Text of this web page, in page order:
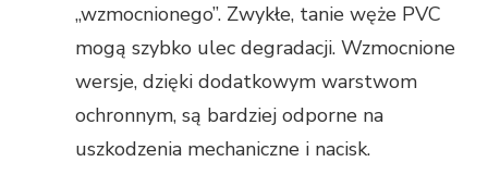
„wzmocnionego”. Zwykłe, tanie węże PVC
mogą szybko ulec degradacji. Wzmocnione
wersje, dzięki dodatkowym warstwom
ochronnym, są bardziej odporne na
uszkodzenia mechaniczne i nacisk.